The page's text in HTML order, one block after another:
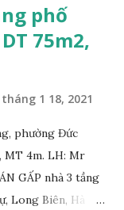
phố
75m2,
tháng 1 18, 2021
phường Đức
MT 4m. LH: Mr
GẤP nhà 3 tầng
Long Biên, Hà